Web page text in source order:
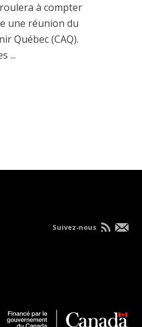
à compter
une réunion du
Québec (CAQ).
...
Suivez-nous